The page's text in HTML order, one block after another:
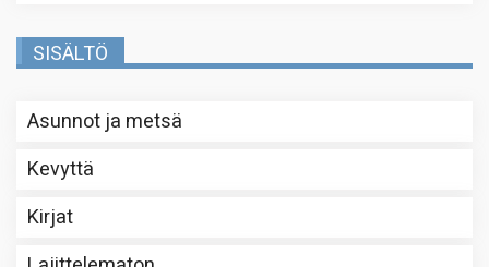
SISÄLTÖ
Asunnot ja metsä
Kevyttä
Kirjat